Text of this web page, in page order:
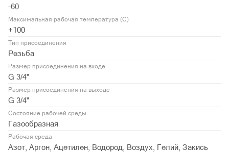
-60
Максимальная рабочая температура (С)
+100
Тип присоединения
Резьба
Размер присоединения на входе
G 3/4"
Размер присоединения на выходе
G 3/4"
Состояние рабочей среды
Газообразная
Рабочая среда
Азот, Аргон, Ацетилен, Водород, Воздух, Гелий, Закись